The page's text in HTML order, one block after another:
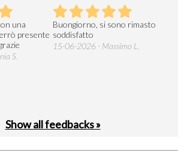
una
presente
S.
Buongiorno, si sono rimasto
soddisfatto
15-06-2026 - Massimo L.
Show all feedbacks »